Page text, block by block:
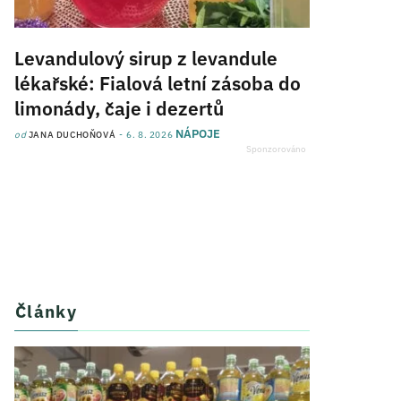
Levandulový sirup z levandule
lékařské: Fialová letní zásoba do
limonády, čaje i dezertů
odJANA DUCHOŇOVÁ 6. 8. 2026 NÁPOJE
Články